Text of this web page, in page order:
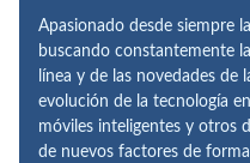
Apasionado desde siempre
buscando constantemente
línea y de las novedades de
evolución de la tecnología
móviles inteligentes y otros
de nuevos factores de